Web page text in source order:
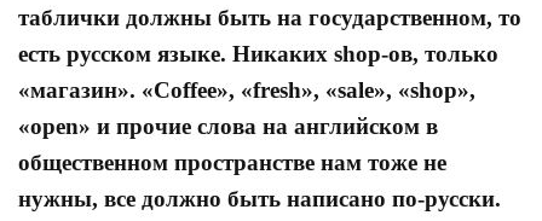
таблички должны быть на государственном, то
есть русском языке. Никаких shop-ов, только
«магазин». «Сoffee», «fresh», «sale», «shop»,
«open» и прочие слова на английском в
общественном пространстве нам тоже не
нужны, все должно быть написано по-русски.